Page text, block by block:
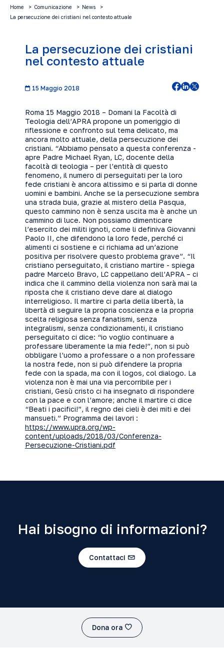
Home Comunicazione
News
La persecuzione dei cristiani nel contesto attuale
La persecuzione dei cristiani
nel contesto attuale
15 Maggio 2018
Roma 15 Maggio 2018 – Domani la Facoltà di
Teologia dell’APRA propone un pomeriggio di
riflessione e confronto sul tema delicato, ma
ancora molto attuale, della persecuzione dei
cristiani. “Abbiamo pensato a questa conferenza -
apre Padre Michael Ryan, LC, docente della
facoltà di teologia – per l’entità di questo
fenomeno, il numero di perseguitati per la loro
fede cristiani è ancora altissimo e si parla di donne
uomini e bambini. Anche se la persecuzione sembra
una strada buia, grazie al mistero della Pasqua,
questo cammino non è senza uscita ma è anche un
cammino di luce. Non possiamo dimenticare
l’esercito dei militi ignoti, come li definiva Giovanni
Paolo II, che difendono la loro fede, perché ci
alimenti ci sostiene e ci richiama ad un’azione
positiva per risolvere questo problema grave”. “Il
cristiano perseguitato, il cristiano martire - spiega
padre Marcelo Bravo, LC cappellano dell’APRA – ci
indica che il cammino della violenza non sarà mai la
riposta che il cristiano deve dare al dialogo
interreligioso. Il martire ci parla della libertà, la
libertà di seguire la propria coscienza e la propria
scelta religiosa senza fanatismi, senza
integralismi, senza condizionamenti, il cristiano
perseguitato ci dice: “io voglio continuare a
professare liberamente la mia fede!”, non si può
obbligare l’uomo a professare o a non professare
la nostra fede, non si può difendere la propria
fede con la spada, ma con il logos, col dialogo. La
violenza non è mai una via percorribile per i
cristiani, Gesù cristo ci ha insegnato di rispondere
con la pace e con l’amore; anche il martire ci dice
“Beati i pacifici!”, il regno dei cieli è dei miti e dei
mansueti.” Programma dei lavori :
https://www.upra.org/wp-
content/uploads/2018/03/Conferenza-
Persecuzione-Cristiani.pdf
Hai bisogno di informazioni?
Contattaci
Dona ora